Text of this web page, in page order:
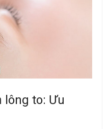
lông to: Ưu